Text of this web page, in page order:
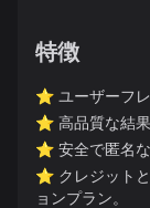
特徴
⭐️ ユーザーフ
⭐️ 高品質な結
⭐️ 安全で匿名
⭐️ クレジット
ョンプラン。